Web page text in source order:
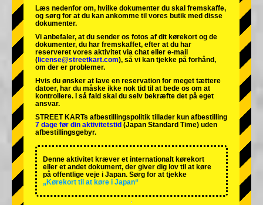
Læs nedenfor om, hvilke dokumenter du skal fremskaffe,
og sørg for at du kan ankomme til vores butik med disse
dokumenter.
Vi anbefaler, at du sender os fotos af dit kørekort og de
dokumenter, du har fremskaffet, efter at du har
reserveret vores aktivitet via chat eller e-mail
( license@streetkart.com), så vi kan tjekke på forhånd,
om der er problemer.
Hvis du ønsker at lave en reservation for meget tættere
datoer, har du måske ikke nok tid til at bede os om at
kontrollere. I så fald skal du selv bekræfte det på eget
ansvar.
STREET KARTs afbestillingspolitik tillader kun afbestilling
7 dage før din aktivitetstid (Japan Standard Time) uden
afbestillingsgebyr.
Denne aktivitet kræver et internationalt kørekort
eller et andet dokument, der giver dig lov til at køre
på offentlige veje i Japan. Sørg for at tjekke
„Kørekort til at køre i Japan“